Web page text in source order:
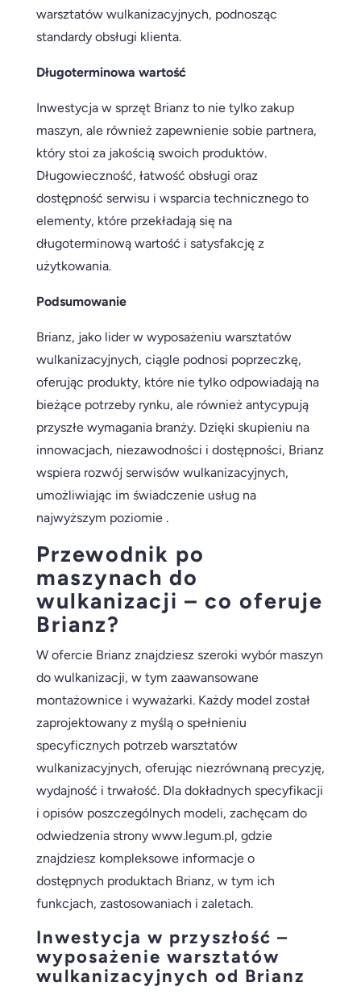
warsztatów wulkanizacyjnych, podnosząc
standardy obsługi klienta.
Długoterminowa wartość
Inwestycja w sprzęt Brianz to nie tylko zakup
maszyn, ale również zapewnienie sobie partnera,
który stoi za jakością swoich produktów.
Długowieczność, łatwość obsługi oraz
dostępność serwisu i wsparcia technicznego to
elementy, które przekładają się na
długoterminową wartość i satysfakcję z
użytkowania.
Podsumowanie
Brianz, jako lider w wyposażeniu warsztatów
wulkanizacyjnych, ciągle podnosi poprzeczkę,
oferując produkty, które nie tylko odpowiadają na
bieżące potrzeby rynku, ale również antycypują
przyszłe wymagania branży. Dzięki skupieniu na
innowacjach, niezawodności i dostępności, Brianz
wspiera rozwój serwisów wulkanizacyjnych,
umożliwiając im świadczenie usług na
najwyższym poziomie .
Przewodnik po
maszynach do
wulkanizacji – co oferuje
Brianz?
W ofercie Brianz znajdziesz szeroki wybór maszyn
do wulkanizacji, w tym zaawansowane
montażownice i wyważarki. Każdy model został
zaprojektowany z myślą o spełnieniu
specyficznych potrzeb warsztatów
wulkanizacyjnych, oferując niezrównaną precyzję,
wydajność i trwałość. Dla dokładnych specyfikacji
i opisów poszczególnych modeli, zachęcam do
odwiedzenia strony www.legum.pl, gdzie
znajdziesz kompleksowe informacje o
dostępnych produktach Brianz, w tym ich
funkcjach, zastosowaniach i zaletach.
Inwestycja w przyszłość –
wyposażenie warsztatów
wulkanizacyjnych od Brianz